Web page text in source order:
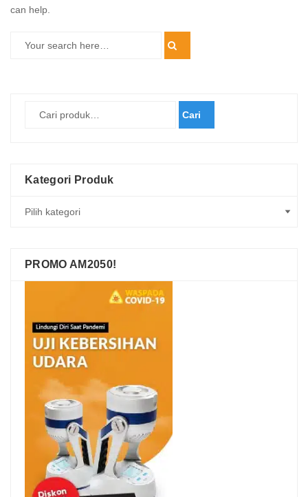
can help.
Cari
Kategori Produk
PROMO AM2050!